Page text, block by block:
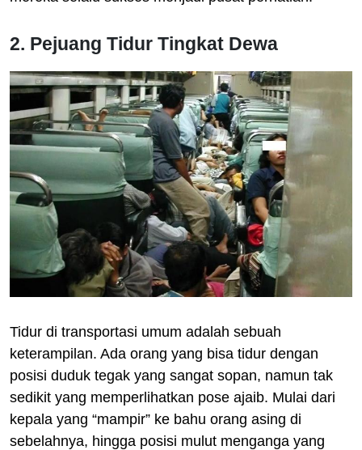
2. Pejuang Tidur Tingkat Dewa
Tidur di transportasi umum adalah sebuah
keterampilan. Ada orang yang bisa tidur dengan
posisi duduk tegak yang sangat sopan, namun tak
sedikit yang memperlihatkan pose ajaib. Mulai dari
kepala yang “mampir” ke bahu orang asing di
sebelahnya, hingga posisi mulut menganga yang